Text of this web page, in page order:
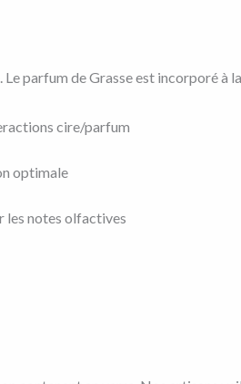
Le parfum de Grasse est incorporé
cire/parfum
optimale
les notes olfactives